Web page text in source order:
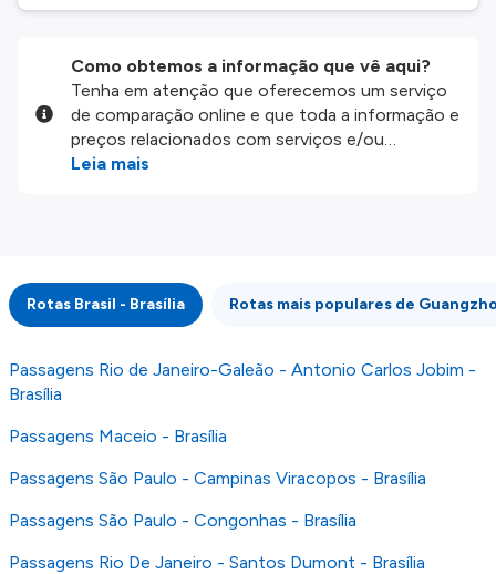
Como obtemos a informação que vê aqui?
Tenha em atenção que oferecemos um serviço
de comparação online e que toda a informação e
preços relacionados com serviços e/ou
produtos disponíveis no nosso website são
integridade ou pela precisão da informação
publicada, por isso verifique com atenção todas
as condições no website do parceiro antes de
fazer uma reserva. Para mais detalhes verifique
os nossosTermos e Condições.
Leia mais
Rotas Brasil - Brasília Rotas mais populares de
Passagens Rio de Janeiro-Galeão - Antonio Carlos Jobim -
Brasília
Passagens Maceio - Brasília
Passagens São Paulo - Campinas Viracopos - Brasília
Passagens São Paulo - Congonhas - Brasília
Passagens Rio De Janeiro - Santos Dumont - Brasília